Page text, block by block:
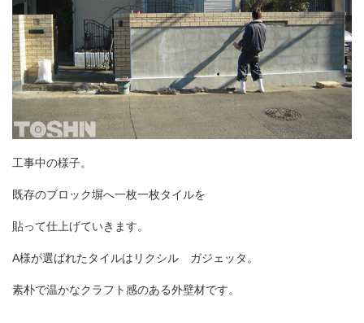
工事中の様子。
既存のブロック塀へ一枚一枚タイルを
貼って仕上げていきます。
A様が選ばれたタイルはリクシル ガジェッタ。
素朴で温かなクラフト感のある外壁材です。